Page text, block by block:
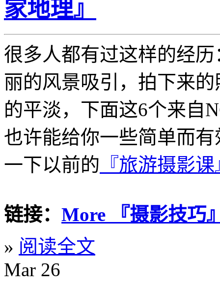
家地理』
很多人都有过这样的经
丽的风景吸引，拍下来
的平淡，下面这6个来自
也许能给你一些简单而
一下以前的 『旅游摄影
链接： More 『摄影技巧
» 阅读全文
Mar 26